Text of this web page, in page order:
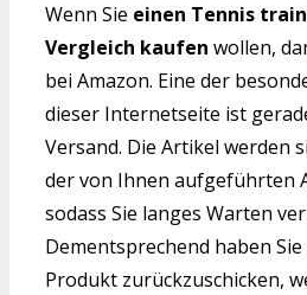
Wenn Sie einen Tennis
Vergleich kaufen wollen,
bei Amazon. Eine der
dieser Internetseite ist
Versand. Die Artikel werden
der von Ihnen aufgeführten
sodass Sie langes Warten
Dementsprechend haben
Produkt zurückzuschicken,